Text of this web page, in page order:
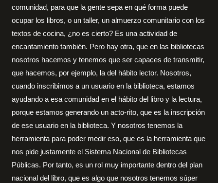
comunidad, para que la gente sepa en qué forma puede
ocupar los libros, o un taller, un almuerzo comunitario con los
textos de cocina, ¿no es cierto? Es una actividad de
encantamiento también. Pero hay otra, que en las bibliotecas
nosotros hacemos y tenemos que ser capaces de transmitir,
que hacemos, por ejemplo, la del hábito lector. Nosotros,
cuando inscribimos a un usuario en la biblioteca, estamos
ayudando a esa comunidad en el hábito del libro y la lectura,
porque estamos generando un acto-rito, que es la inscripción
de ese usuario en la biblioteca. Y nosotros tenemos la
herramienta para poder medir eso, que es la herramienta que
nos pide justamente el Sistema Nacional de Bibliotecas
Públicas. Por tanto, es un rol muy importante dentro del plan
nacional del libro, que es algo que nosotros tenemos súper